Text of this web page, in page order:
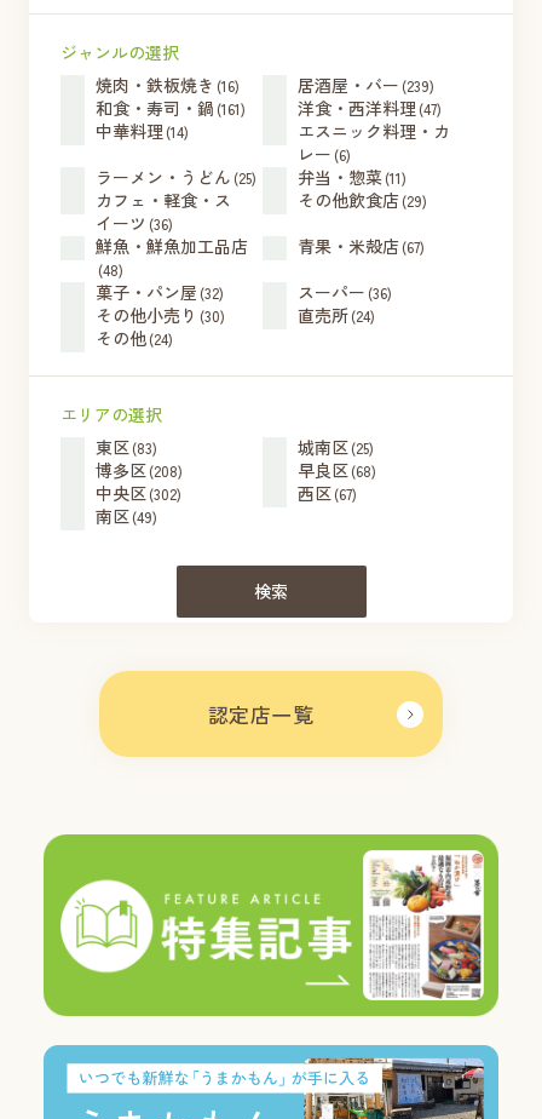
認定店一覧
ジャンルの選択
焼肉・鉄板焼き (16) 居酒屋・バー (239)
和食・寿司・鍋 (161) 洋食・西洋料理 (47)
中華料理 (14)
エスニック料理・カ
レー (6)
ラーメン・うどん (25) 弁当・惣菜(11)
カフェ・軽食・ス
イーツ (36)
その他飲食店(29)
鮮魚・鮮魚加工品店
(48)
青果・米殻店(67)
菓子・パン屋 (32) スーパー (36)
その他小売り (30) 直売所(24)
その他(24)
エリアの選択
東区(83) 城南区(25)
博多区(208) 早良区(68)
中央区(302) 西区(67)
南区(49)
検索